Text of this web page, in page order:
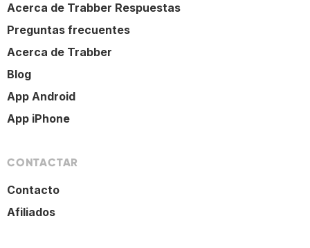
Acerca de Trabber Respuestas
Preguntas frecuentes
Acerca de Trabber
Blog
App Android
App iPhone
CONTACTAR
Contacto
Afiliados